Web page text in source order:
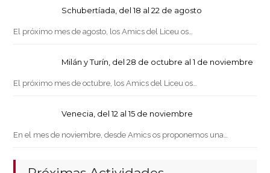
Schubertíada, del 18 al 22 de agosto
El próximo mes de agosto, los Amics del Liceu os…
Milán y Turín, del 28 de octubre al 1 de noviembre
El próximo mes de octubre, los Amics del Liceu os…
Venecia, del 12 al 15 de noviembre
En el mes de noviembre, desde Amics os proponemos una…